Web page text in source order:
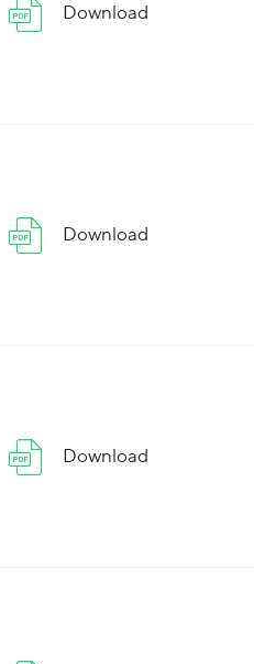
Download
Download
Download